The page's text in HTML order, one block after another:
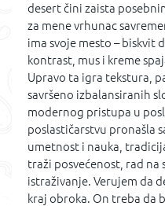
desert čini zaista
za mene vrhunac
ima svoje mesto – biskvit
kontrast, mus i kreme
Upravo ta igra tekstura,
savršeno izbalansiranih
modernog pristupa u
poslastičarstvu pronašla
umetnost i nauka,
traži posvećenost, rad na
istraživanje. Verujem da
kraj obroka. On treba da